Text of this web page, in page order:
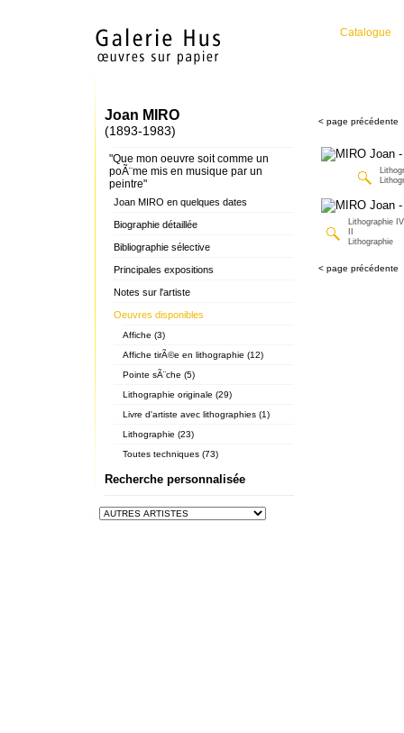
Catalogue
Joan MIRO
(1893-1983)
"Que mon oeuvre soit comme un
poÃ¨me mis en musique par un
peintre"
Joan MIRO en quelques dates
Biographie détaillée
Bibliographie sélective
Principales expositions
Notes sur l'artiste
Oeuvres disponibles
Affiche (3)
Affiche tirÃ©e en lithographie (12)
Pointe sÃ¨che (5)
Lithographie originale (29)
Livre d'artiste avec lithographies (1)
Lithographie (23)
Toutes techniques (73)
Recherche personnalisée
< page précédente
Lithographie
Lithographie
< page précédente